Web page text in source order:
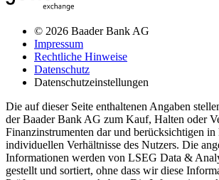
© 2026 Baader Bank AG
Impressum
Rechtliche Hinweise
Datenschutz
Datenschutzeinstellungen
Die auf dieser Seite enthaltenen Angaben
der Baader Bank AG zum Kauf, Halten oder
Finanzinstrumenten dar und berücksichtigen in
individuellen Verhältnisse des Nutzers. Die
Informationen werden von LSEG Data &
gestellt und sortiert, ohne dass wir diese